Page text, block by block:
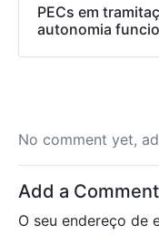
PECs em
autonomia
No comment yet,
Add a Comment
O seu endereço de